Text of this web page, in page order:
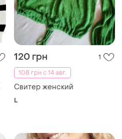
120 грн
1
108 грн с 14 авг.
Свитер женский
L